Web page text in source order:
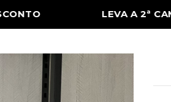
COM 50% DE DESCONTO